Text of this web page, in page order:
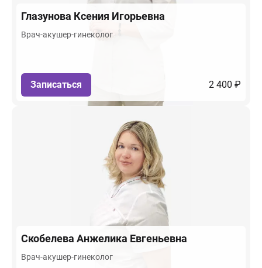
Глазунова Ксения Игорьевна
Врач-акушер-гинеколог
Записаться 2 400 ₽
Скобелева Анжелика Евгеньевна
Врач-акушер-гинеколог